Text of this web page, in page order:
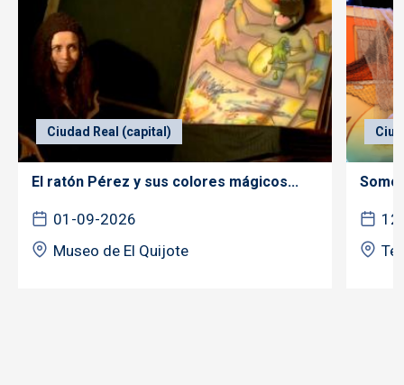
Ciudad Real (capital)
El ratón Pérez y sus colores mágicos...
01-09-2026
Museo de El Quijote